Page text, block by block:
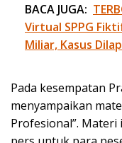
BACA JUGA:
Virtual SPPG
Miliar, Kasus
Pada kesempatan
menyampaikan
Profesional”.